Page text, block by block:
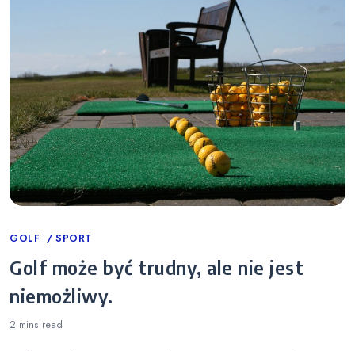
Categories
GOLF SPORT
Golf może być trudny, ale nie jest
niemożliwy.
2 mins read